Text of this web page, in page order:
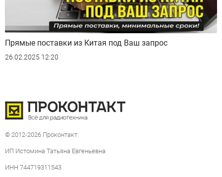
Прямые поставки из Китая под Ваш запрос
26.02.2025 12:20
© 2012-2026 Проконтакт
ИП Истомина Татьяна Евгеньевна
ИНН 744719311543